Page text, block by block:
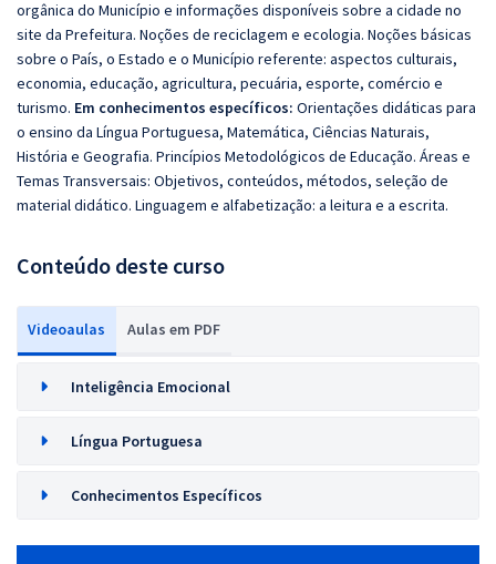
orgânica do Município e informações disponíveis sobre a cidade no
site da Prefeitura. Noções de reciclagem e ecologia. Noções básicas
sobre o País, o Estado e o Município referente: aspectos culturais,
economia, educação, agricultura, pecuária, esporte, comércio e
turismo. Em conhecimentos específicos: Orientações didáticas para
o ensino da Língua Portuguesa, Matemática, Ciências Naturais,
História e Geografia. Princípios Metodológicos de Educação. Áreas e
Temas Transversais: Objetivos, conteúdos, métodos, seleção de
material didático. Linguagem e alfabetização: a leitura e a escrita.
Conteúdo deste curso
Videoaulas Aulas em PDF
Inteligência Emocional
Língua Portuguesa
Conhecimentos Específicos